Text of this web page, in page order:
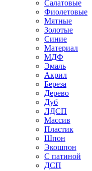
Салатовые
Фиолетовые
Мятные
Золотые
Синие
Материал
МДФ
Эмаль
Акрил
Береза
Дерево
Дуб
ЛДСП
Массив
Пластик
Шпон
Экошпон
С патиной
ДСП